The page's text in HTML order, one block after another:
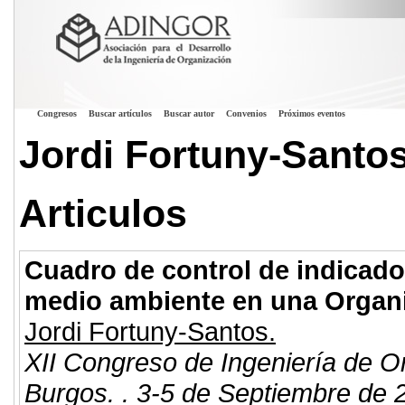
Congresos Buscar artículos Buscar autor Convenios Próximos eventos
Jordi Fortuny-
Articulos
Cuadro de control de
medio ambiente en una
Jordi Fortuny-Santos.
XII Congreso de Ingeniería de
Burgos. . 3-5 de Septiembre de